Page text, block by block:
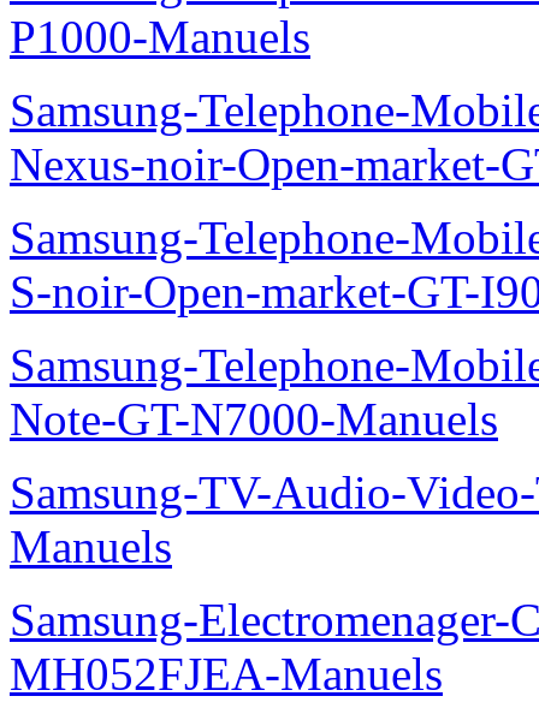
P1000-Manuels
Samsung-Telephone-
Nexus-noir-Open-market-
Samsung-Telephone-
S-noir-Open-market-GT-
Samsung-Telephone-
Note-GT-N7000-Manuels
Samsung-TV-Audio-
Manuels
Samsung-Electromenager-
MH052FJEA-Manuels